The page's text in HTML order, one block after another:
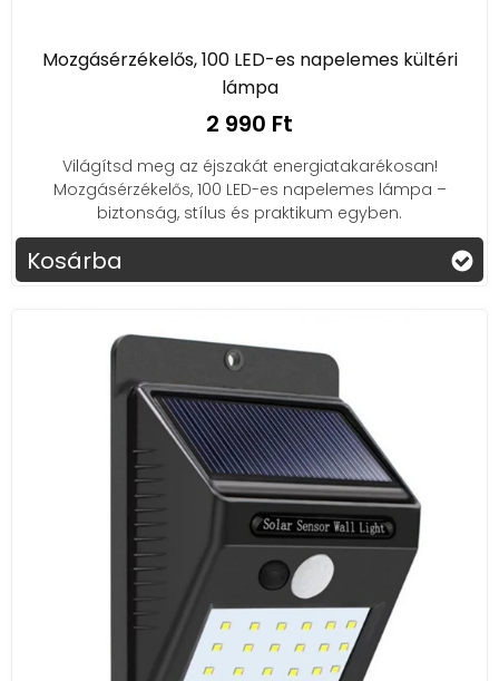
amelyek megvilágítják a bejáratot vagy a
teraszodat.
A földbe szúrható lámpák,
amelyekkel könnyedén alakíthatsz ki világító
Szolár lámpák: Különböző formájú és méretű
szolár lámpák,amelyekkel a kerted minden
pontját megvilágíthatod.
Dekoratív lámpák:
Egyedi formájú és színű
lámpák,amelyekkel különleges hangulatot
Mire figyelj a választásnál?
Fényerő:Válaszd ki a lámpát a
megvilágítandó terület méretének és a kívánt
fényerőnek megfelelően.
Akku kapacitás:Az akkumulátor kapacitása
határozza meg,
hogy a lámpa meddig képes
világítani egy teljes töltés után.
Vízállóság:
Győződj meg róla,hogy a lámpa
megfelelő védettséggel rendelkezik az időjárás
viszontagságai ellen.
Válaszd ki azt a lámpát, amelyik a
legjobban illeszkedik a kerted vagy otthonod
Mozgásérzékelős, 100 LED-es napelemes kültéri
lámpa
2 990 Ft
Világítsd meg az éjszakát energiatakarékosan!
Mozgásérzékelős, 100 LED-es napelemes lámpa –
biztonság, stílus és praktikum egyben.
Kosárba